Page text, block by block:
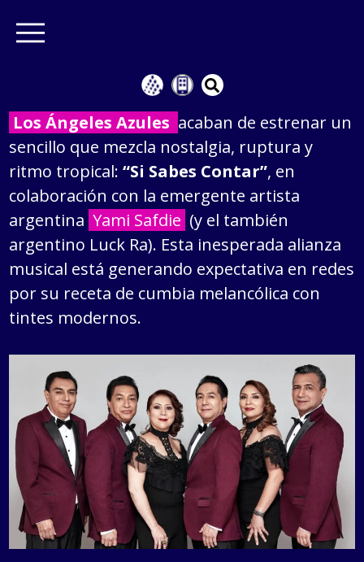
Los Ángeles Azules acaban de estrenar un
sencillo que mezcla nostalgia, ruptura y
ritmo tropical:“Si Sabes Contar”, en
colaboración con la emergente artista
argentina Yami Safdie (y el también
argentino Luck Ra). Esta inesperada alianza
musical está generando expectativa en redes
por su receta de cumbia melancólica con
tintes modernos.